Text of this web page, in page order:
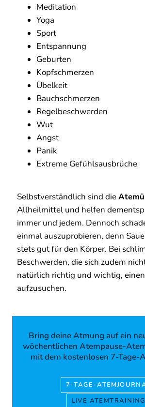
Meditation
Yoga
Sport
Entspannung
Geburten
Kopfschmerzen
Übelkeit
Bauchschmerzen
Regelbeschwerden
Wut
Angst
Panik
Extreme Gefühlsausbrüche
Selbstverständlich sind die
Allheilmittel und helfen
immer und jedem. Dennoch
einmal auszuprobieren, denn
stets gut für den Körper. Bei
Beschwerden, die sich zudem
natürlich richtig und wichtig,
aufzusuchen.
Bring deine Atmung auf ein
wöchentlichen Atempause-
mit dem kostenlosen 7-Tage-
7-TAGE-
LIVE ATEMTRAINING